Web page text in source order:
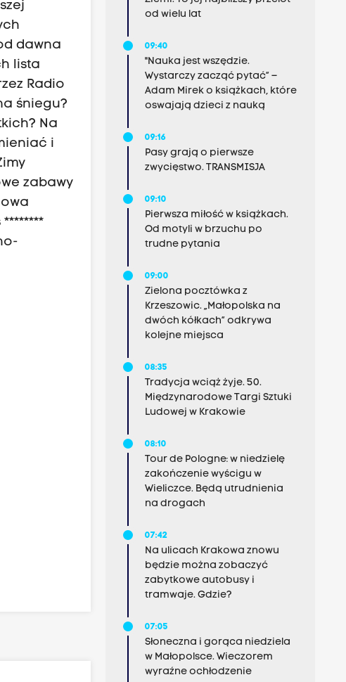
dawna
lista
Radio
śniegu?
Na
i
zabawy
od wielu lat
09:40
"Nauka jest wszędzie.
Wystarczy zacząć pytać” –
Adam Mirek o książkach, które
oswajają dzieci z nauką
09:16
Pasy grają o pierwsze
zwycięstwo. TRANSMISJA
09:10
Pierwsza miłość w książkach.
Od motyli w brzuchu po
trudne pytania
09:00
Zielona pocztówka z
Krzeszowic. „Małopolska na
dwóch kółkach” odkrywa
kolejne miejsca
08:35
Tradycja wciąż żyje. 50.
Międzynarodowe Targi Sztuki
Ludowej w Krakowie
08:10
Tour de Pologne: w niedzielę
zakończenie wyścigu w
Wieliczce. Będą utrudnienia
na drogach
07:42
Na ulicach Krakowa znowu
będzie można zobaczyć
zabytkowe autobusy i
tramwaje. Gdzie?
07:05
Słoneczna i gorąca niedziela
w Małopolsce. Wieczorem
wyraźne ochłodzenie